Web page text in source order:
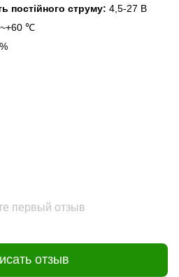
постійного струму: 4,5-27 В
℃
первый отзыв
отзыв